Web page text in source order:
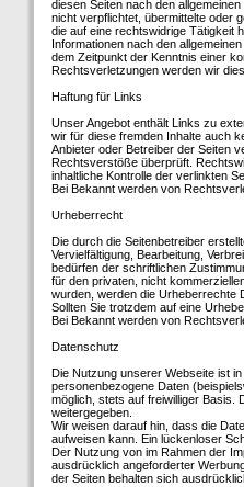
diesen Seiten nach den
nicht verpflichtet, übermittelte oder
die auf eine rechtswidrige Tätigkeit
Informationen nach den
dem Zeitpunkt der Kenntnis einer
Rechtsverletzungen werden wir
Haftung für Links
Unser Angebot enthält Links zu
wir für diese fremden Inhalte auch
Anbieter oder Betreiber der Seiten
Rechtsverstöße überprüft.
inhaltliche Kontrolle der verlinkten
Bei Bekannt werden von
Urheberrecht
Die durch die Seitenbetreiber
Vervielfältigung, Bearbeitung,
bedürfen der schriftlichen
für den privaten, nicht
wurden, werden die Urheberrechte
Sollten Sie trotzdem auf eine
Bei Bekannt werden von
Datenschutz
Die Nutzung unserer Webseite ist
personenbezogene Daten
möglich, stets auf freiwilliger Basis.
weitergegeben.
Wir weisen darauf hin, dass die
aufweisen kann. Ein lückenloser
Der Nutzung von im Rahmen der
ausdrücklich angeforderter
der Seiten behalten sich